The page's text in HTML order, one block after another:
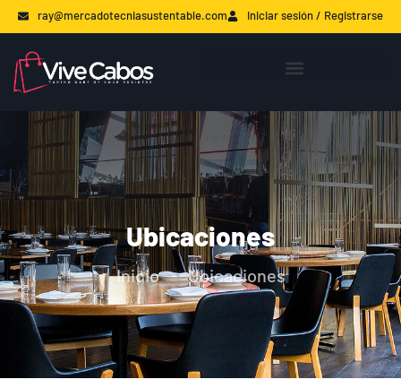
ray@mercadotecniasustentable.com Iniciar sesión / Registrarse
Ubicaciones
Inicio - Ubicaciones